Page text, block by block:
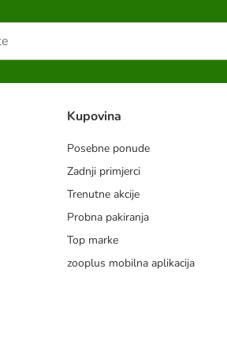
Kupovina
Posebne ponude
Zadnji primjerci
Trenutne akcije
Probna pakiranja
Top marke
zooplus mobilna aplikacija